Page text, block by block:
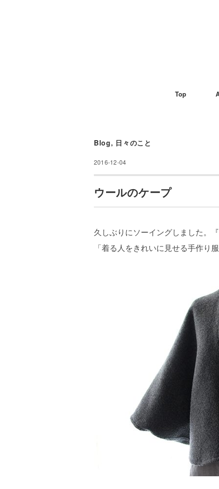
Top
Blog, 日々のこと
2016-12-04
ウールのケープ
久しぶりにソーイングしました。
「着る人をきれいに見せる手作り